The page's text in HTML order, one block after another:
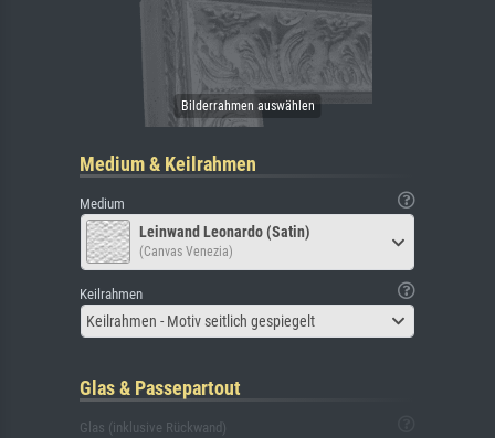
Medium & Keilrahmen
Medium
Leinwand Leonardo (Satin)
(Canvas Venezia)
Keilrahmen
Keilrahmen - Motiv seitlich gespiegelt
Glas & Passepartout
Glas (inklusive Rückwand)